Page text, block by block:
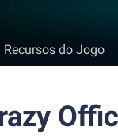
Recursos do Jogo